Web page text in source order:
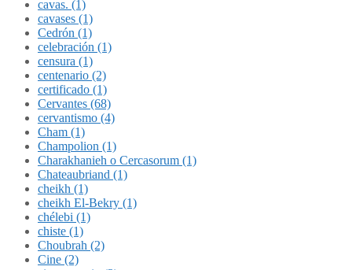
cavas. (1)
cavases (1)
Cedrón (1)
celebración (1)
censura (1)
centenario (2)
certificado (1)
Cervantes (68)
cervantismo (4)
Cham (1)
Champolion (1)
Charakhanieh o Cercasorum (1)
Chateaubriand (1)
cheikh (1)
cheikh El-Bekry (1)
chélebi (1)
chiste (1)
Choubrah (2)
Cine (2)